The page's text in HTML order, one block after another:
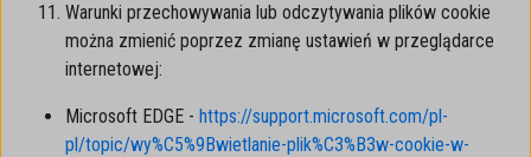
Warunki przechowywania lub odczytywania plików cookie
można zmienić poprzez zmianę ustawień w przeglądarce
internetowej:
Microsoft EDGE - https://support.microsoft.com/pl-
pl/topic/wy%C5%9Bwietlanie-plik%C3%B3w-cookie-w-